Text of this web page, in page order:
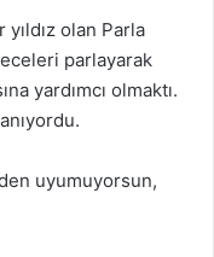
olan Parla
parlayarak
yardımcı olmaktı.
uyumuyorsun,